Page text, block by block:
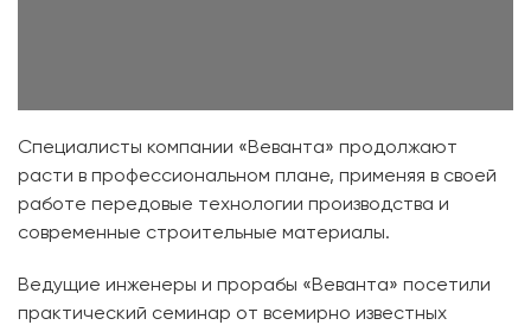
Специалисты компании «Веванта» продолжают
расти в профессиональном плане, применяя в своей
работе передовые технологии производства и
современные строительные материалы.
Ведущие инженеры и прорабы «Веванта» посетили
практический семинар от всемирно известных